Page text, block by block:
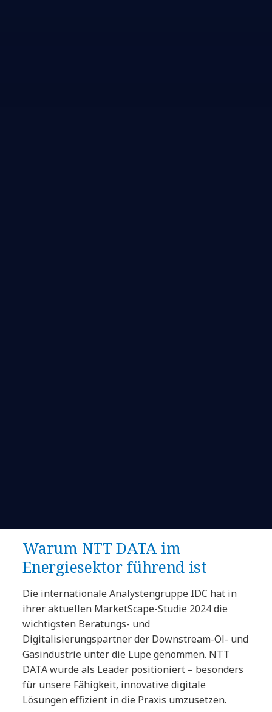
Warum NTT DATA im
Energiesektor führend ist
Die internationale Analystengruppe IDC hat in
ihrer aktuellen MarketScape-Studie 2024 die
wichtigsten Beratungs- und
Digitalisierungspartner der Downstream-Öl- und
Gasindustrie unter die Lupe genommen. NTT
DATA wurde als Leader positioniert – besonders
für unsere Fähigkeit, innovative digitale
Lösungen effizient in die Praxis umzusetzen.